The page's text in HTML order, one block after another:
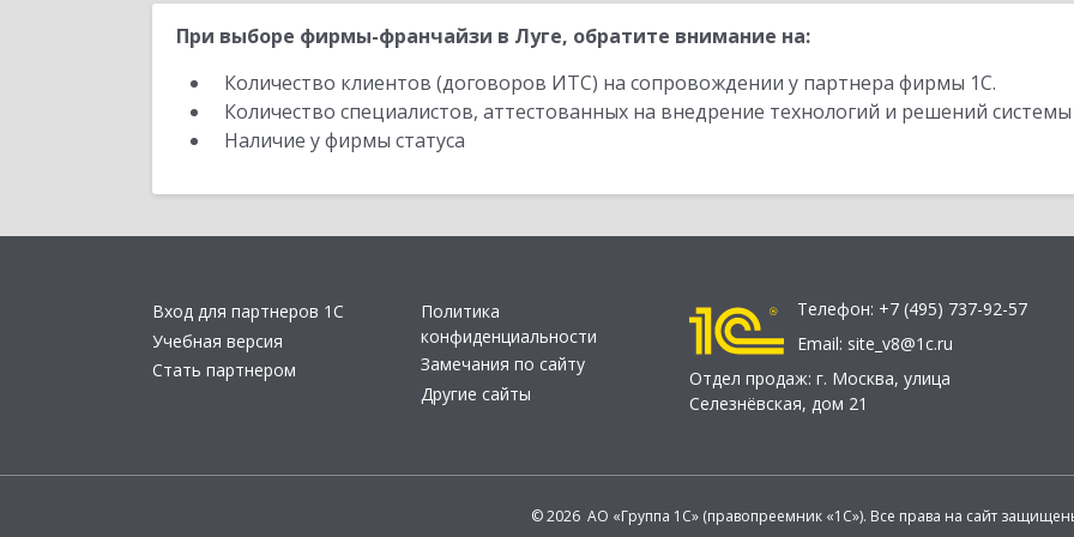
При выборе фирмы-франчайзи в Луге, обратите внимание на:
Количество клиентов (договоров ИТС) на сопровождении у партнера фирмы 1С.
Количество специалистов, аттестованных на внедрение технологий и решений
Наличие у фирмы статуса
Вход для партнеров 1С
Учебная версия
Стать партнером
Политика
конфиденциальности
Замечания по сайту
Другие сайты
Телефон: +7 (495) 737-92-57
Email: site_v8@1c.ru
Отдел продаж: г. Москва, улица
Селезнёвская, дом 21
© 2026 АО «Группа 1С» (правопреемник «1С»). Все права на сайт